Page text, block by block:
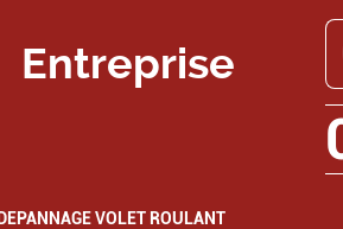
Entreprise
DEPANNAGE VOLET ROULANT